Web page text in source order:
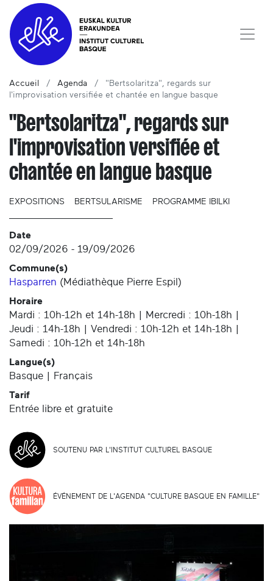
Accueil Agenda
"Bertsolaritza", regards sur
l'improvisation versifiée et chantée en langue basque
"Bertsolaritza", regards sur
l'improvisation versifiée et
chantée en langue basque
EXPOSITIONS BERTSULARISME PROGRAMME IBILKI
Date
02/09/2026 - 19/09/2026
Commune(s)
Hasparren (Médiathèque Pierre Espil )
Horaire
Mardi : 10h-12h et 14h-18h | Mercredi : 10h-18h |
Jeudi : 14h-18h | Vendredi : 10h-12h et 14h-18h |
Samedi : 10h-12h et 14h-18h
Langue(s)
Basque | Français
Tarif
Entrée libre et gratuite
SOUTENU PAR L'INSTITUT CULTUREL BASQUE
ÉVÉNEMENT DE L'AGENDA "CULTURE BASQUE EN FAMILLE"